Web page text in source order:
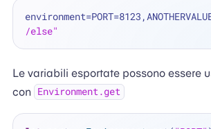
/else"
Le variabili esportate possono essere
con Environment.get